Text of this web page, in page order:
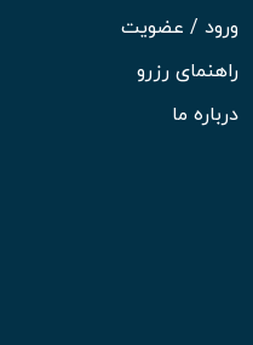
ورود / عضویت
راهنمای رزرو
درباره ما